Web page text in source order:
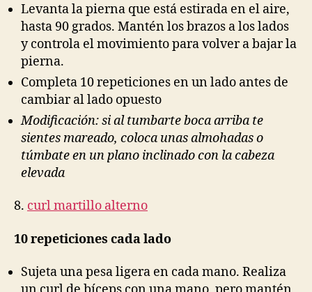
Levanta la pierna que está estirada en el aire,
hasta 90 grados. Mantén los brazos a los lados
y controla el movimiento para volver a bajar la
pierna.
Completa 10 repeticiones en un lado antes de
cambiar al lado opuesto
Modificación: si al tumbarte boca arriba te
sientes mareado, coloca unas almohadas o
túmbate en un plano inclinado con la cabeza
elevada
8. curl martillo alterno
10 repeticiones cada lado
Sujeta una pesa ligera en cada mano. Realiza